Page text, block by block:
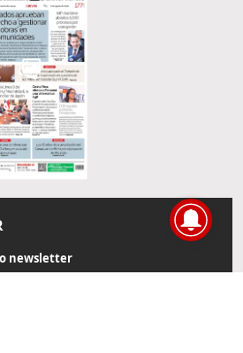
newsletter
de actualidad directamente en